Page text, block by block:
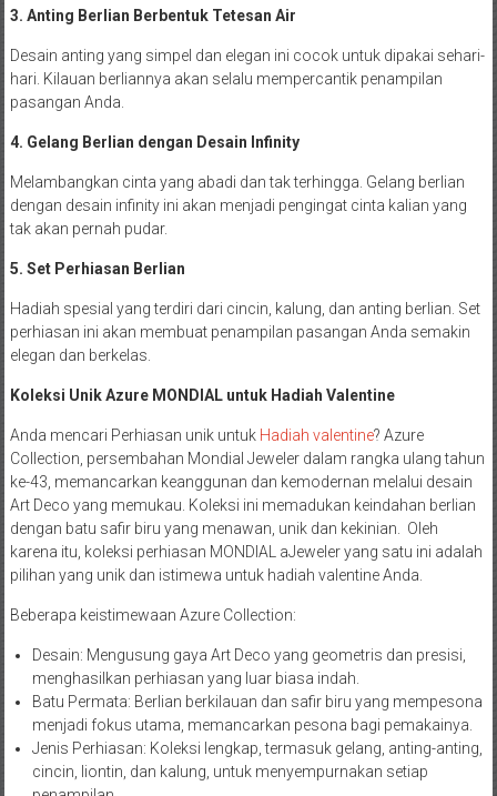
3. Anting Berlian Berbentuk Tetesan Air
Desain anting yang simpel dan elegan ini cocok untuk dipakai sehari-
hari. Kilauan berliannya akan selalu mempercantik penampilan
pasangan Anda.
4. Gelang Berlian dengan Desain Infinity
Melambangkan cinta yang abadi dan tak terhingga. Gelang berlian
dengan desain infinity ini akan menjadi pengingat cinta kalian yang
tak akan pernah pudar.
5. Set Perhiasan Berlian
Hadiah spesial yang terdiri dari cincin, kalung, dan anting berlian. Set
perhiasan ini akan membuat penampilan pasangan Anda semakin
elegan dan berkelas.
Koleksi Unik Azure MONDIAL untuk Hadiah Valentine
Anda mencari Perhiasan unik untuk Hadiah valentine? Azure
Collection, persembahan Mondial Jeweler dalam rangka ulang tahun
ke-43, memancarkan keanggunan dan kemodernan melalui desain
Art Deco yang memukau. Koleksi ini memadukan keindahan berlian
dengan batu safir biru yang menawan, unik dan kekinian. Oleh
karena itu, koleksi perhiasan MONDIAL aJeweler yang satu ini adalah
pilihan yang unik dan istimewa untuk hadiah valentine Anda.
Beberapa keistimewaan Azure Collection:
Desain: Mengusung gaya Art Deco yang geometris dan presisi,
menghasilkan perhiasan yang luar biasa indah.
Batu Permata: Berlian berkilauan dan safir biru yang mempesona
menjadi fokus utama, memancarkan pesona bagi pemakainya.
Jenis Perhiasan: Koleksi lengkap, termasuk gelang, anting-anting,
cincin, liontin, dan kalung, untuk menyempurnakan setiap